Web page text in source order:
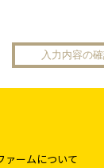
理上の為、外
とさせて頂きま
でのデモンスト
定に基づく周辺
委員会規制適
ームについて